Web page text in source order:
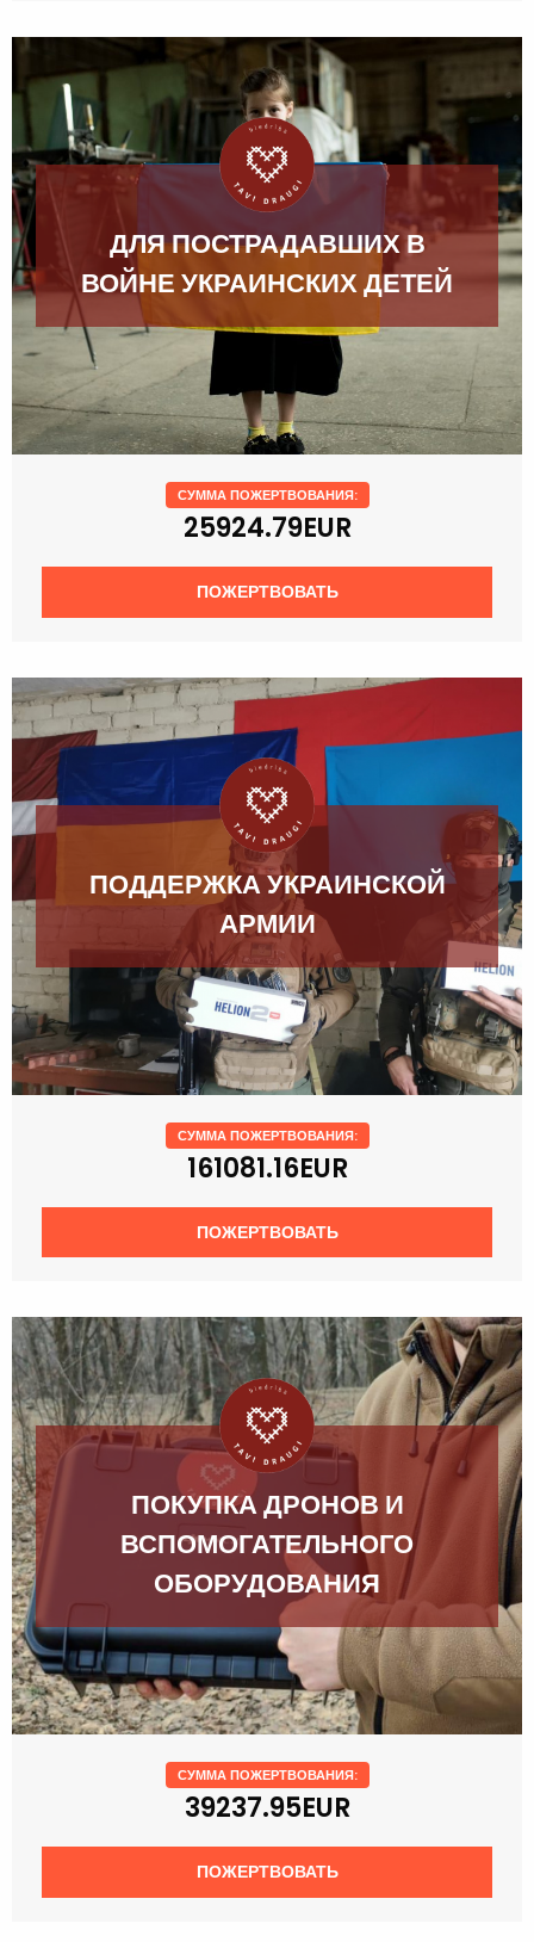
ДЛЯ ПОСТРАДАВШИХ В
ВОЙНЕ УКРАИНСКИХ ДЕТЕЙ
СУММА ПОЖЕРТВОВАНИЯ:
25924.79EUR
ПОЖЕРТВОВАТЬ
ПОДДЕРЖКА УКРАИНСКОЙ
АРМИИ
СУММА ПОЖЕРТВОВАНИЯ:
161081.16EUR
ПОЖЕРТВОВАТЬ
ПОКУПКА ДРОНОВ И
ВСПОМОГАТЕЛЬНОГО
ОБОРУДОВАНИЯ
СУММА ПОЖЕРТВОВАНИЯ:
39237.95EUR
ПОЖЕРТВОВАТЬ